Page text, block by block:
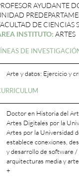
AYUDANTE
DE CIENCIAS
INSTITUTO: ARTES
DE
Arte y datos: Ejercicio y
Doctor en Historia del
Artes Digitales por la
Artes por la Universidad
establece conexiones,
y desarrollo de software /
arquitecturas media y
+